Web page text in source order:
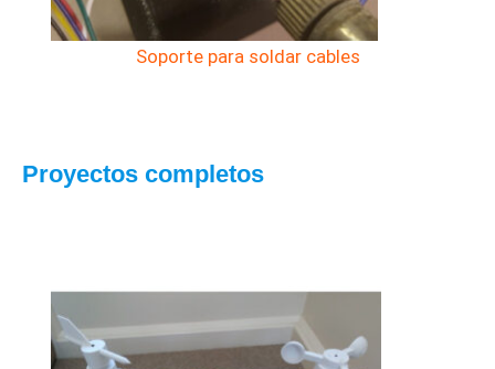
Soporte para soldar cables
Proyectos completos